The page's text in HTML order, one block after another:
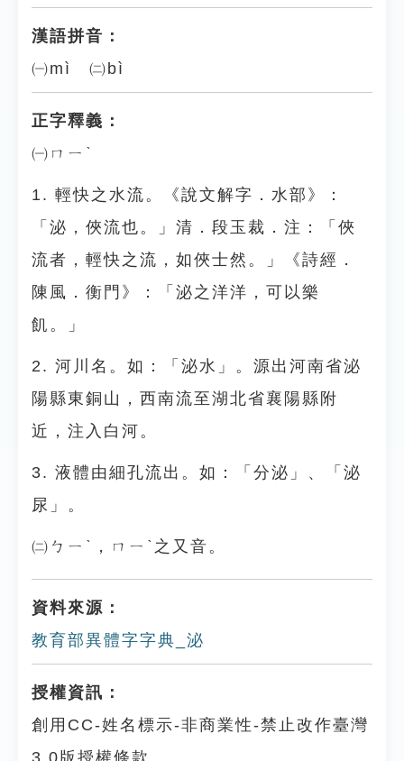
漢語拼音：
㈠mì ㈡bì
正字釋義：
㈠ㄇㄧˋ
1. 輕快之水流。《說文解字．水部》：
「泌，俠流也。」清．段玉裁．注：「俠
流者，輕快之流，如俠士然。」《詩經．
陳風．衡門》：「泌之洋洋，可以樂
飢。」
2. 河川名。如：「泌水」。源出河南省泌
陽縣東銅山，西南流至湖北省襄陽縣附
近，注入白河。
3. 液體由細孔流出。如：「分泌」、「泌
尿」。
㈡ㄅㄧˋ，ㄇㄧˋ之又音。
資料來源：
教育部異體字字典_泌
授權資訊：
創用CC-姓名標示-非商業性-禁止改作臺灣
3.0版授權條款